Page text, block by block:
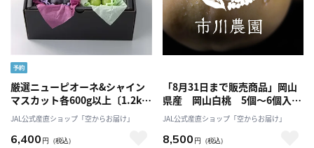
厳選ニューピオーネ&シャイン
マスカット各600g以上〔1.2kg
以上〕こだわり満載〔葡萄農家
が贈る〕「Nini farm」〔8月下
旬-9月上旬発送〕
JAL公式産直ショップ「空からお届け」
6,400 円 （税込）
「8月31日まで販売商品」岡山
県産 岡山白桃 5個～6個入
り 1.5ｋｇ白鳳、白麗等旬の
品種をお届け 市川農園
JAL公式産直ショップ「空からお届け」
8,500 円 （税込）